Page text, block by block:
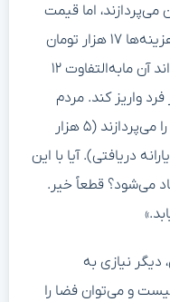
نان یارانه‌ای ۵۰۰۰ تومان می‌پردازند، اما قیمت
تمام‌شده واقعی آن با احتساب تمام هزینه‌ها ۱۷ هزار تومان
است. در مدل پیشنهادی، دولت می‌تواند آن مابه‌التفاوت ۱۲
واریز کند. مردم
هنگام خرید نان، همان ۱۷ هزار تومان را می‌پردازند (۵ هزار
تومان از یارانه دریافتی). آیا با این
می‌شود؟ قطعاً خیر.
نیازی به
و می‌توان فضا را